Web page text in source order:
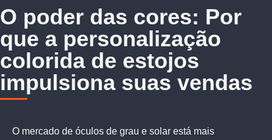
O poder das cores: Por
que a personalização
colorida de estojos
impulsiona suas vendas
O mercado de óculos de grau e solar está mais